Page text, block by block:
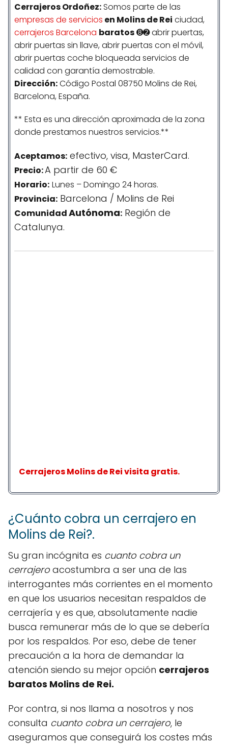
Cerrajeros Ordoñez:Somos parte de las
empresas de servicios en Molins de Rei ciudad,
cerrajeros Barcelona baratos➑➋ abrir puertas,
abrir puertas sin llave, abrir puertas con el móvil,
abrir puertas coche bloqueada servicios de
calidad con garantía demostrable.
Dirección:Código Postal 08750 Molins de Rei,
Barcelona, España.
** Esta es una dirección aproximada de la zona
donde prestamos nuestros servicios.**
Aceptamos: efectivo, visa, MasterCard.
Precio:A partir de 60 €
Horario: Lunes – Domingo 24 horas.
Provincia: Barcelona / Molins de Rei
ComunidadAutónoma: Región de
Catalunya.
Cerrajeros Molins de Rei visita gratis.
¿Cuánto cobra un cerrajero en
Molins de Rei?.
Su gran incógnita es cuanto cobra un
cerrajero acostumbra a ser una de las
interrogantes más corrientes en el momento
en que los usuarios necesitan respaldos de
cerrajería y es que, absolutamente nadie
busca remunerar más de lo que se debería
por los respaldos. Por eso, debe de tener
precaución a la hora de demandar la
atención siendo su mejor opción cerrajeros
baratos Molins de Rei.
Por contra, si nos llama a nosotros y nos
consulta cuanto cobra un cerrajero, le
aseguramos que conseguirá los costes más